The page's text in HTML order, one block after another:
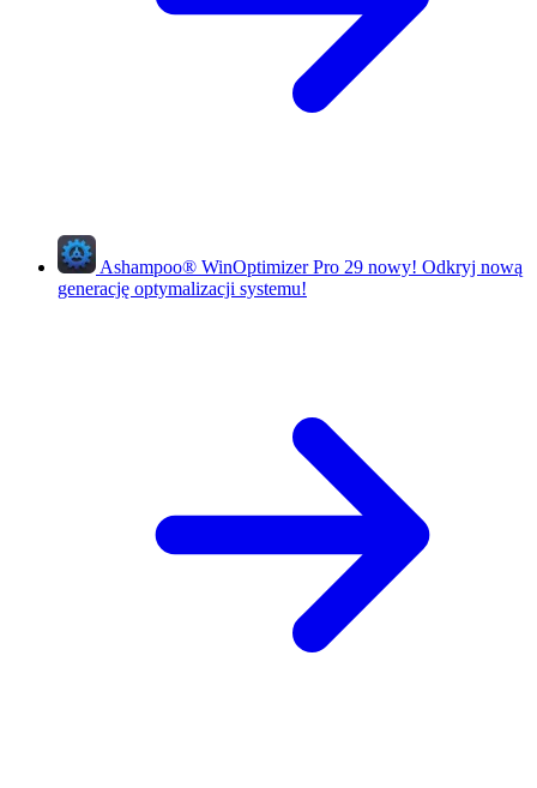
Ashampoo® WinOptimizer Pro 29 nowy! Odkryj nową
generację optymalizacji systemu!